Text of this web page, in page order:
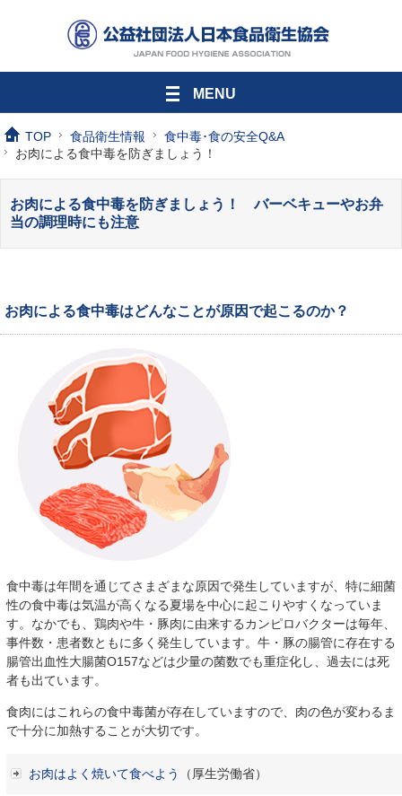
MENU
TOP 食品衛生情報
食中毒･食の安全Q&A
お肉による食中毒を防ぎましょう！
お肉による食中毒を防ぎましょう！ バーベキューやお弁
当の調理時にも注意
お肉による食中毒はどんなことが原因で起こるのか？
食中毒は年間を通じてさまざまな原因で発生していますが、特に細菌
性の食中毒は気温が高くなる夏場を中心に起こりやすくなっていま
す。なかでも、鶏肉や牛・豚肉に由来するカンピロバクターは毎年、
事件数・患者数ともに多く発生しています。牛・豚の腸管に存在する
腸管出血性大腸菌O157などは少量の菌数でも重症化し、過去には死
者も出ています。
食肉にはこれらの食中毒菌が存在していますので、肉の色が変わるま
で十分に加熱することが大切です。
お肉はよく焼いて食べよう （厚生労働省）